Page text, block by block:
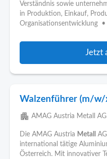
Verständnis sowie
in Produktion, Einkauf,
Organisationsentwicklung •
Jetzt
Walzenführer (m/w/
apartment AMAG Austria Metall AG
Die AMAG Austria Metall
international tätige
Österreich. Mit innovativer